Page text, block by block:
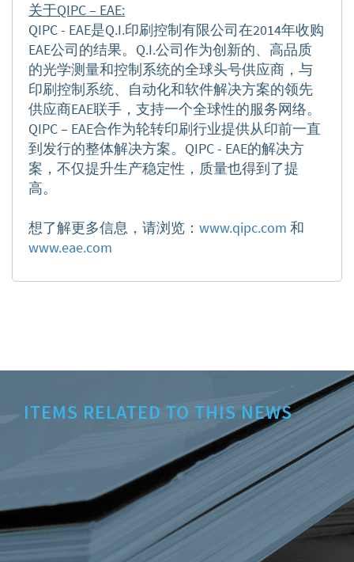
关于QIPC – EAE:
QIPC - EAE是Q.I.印刷控制有限公司在2014年收购
EAE公司的结果。Q.I.公司作为创新的、高品质
的光学测量和控制系统的全球头号供应商，与
印刷控制系统、自动化和软件解决方案的领先
供应商EAE联手，支持一个全球性的服务网络。
QIPC – EAE合作为轮转印刷行业提供从印前一直
到发行的整体解决方案。QIPC - EAE的解决方
案，不仅提升生产稳定性，质量也得到了提
高。
想了解更多信息，请浏览： www.qipc.com 和
www.eae.com
ITEMS RELATED TO THIS NEWS